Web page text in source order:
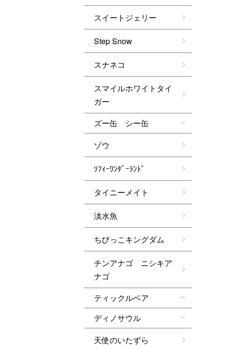
スイートジェリー
Step Snow
スナネコ
スマイルホワイトタイ
ガー
ズー缶 シー缶
ゾウ
ｿﾌｨｰﾜﾝﾀﾞｰﾗﾝﾄﾞ
タイニーメイト
淡水魚
ちびっこキングダム
チンアナゴ ニシキア
ナゴ
ティックルベア
ディノサウル
天使のいたずら